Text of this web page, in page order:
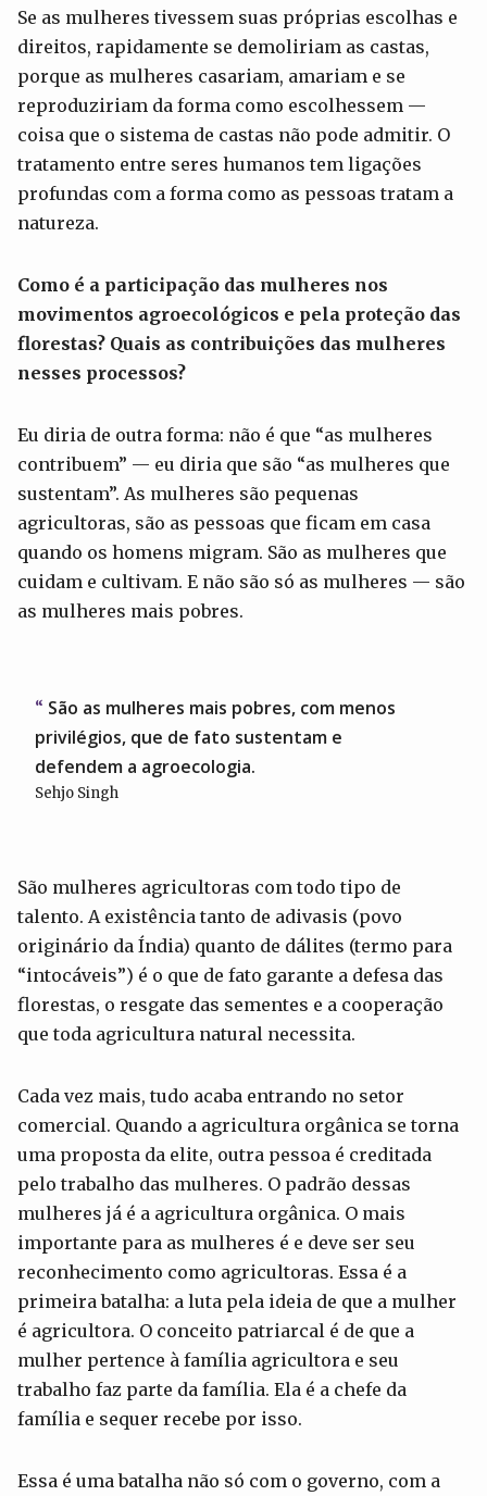
Se as mulheres tivessem suas próprias escolhas e
direitos, rapidamente se demoliriam as castas,
porque as mulheres casariam, amariam e se
reproduziriam da forma como escolhessem —
coisa que o sistema de castas não pode admitir. O
tratamento entre seres humanos tem ligações
profundas com a forma como as pessoas tratam a
natureza.
Como é a participação das mulheres nos
movimentos agroecológicos e pela proteção das
florestas? Quais as contribuições das mulheres
nesses processos?
Eu diria de outra forma: não é que “as mulheres
contribuem” — eu diria que são “as mulheres que
sustentam”. As mulheres são pequenas
agricultoras, são as pessoas que ficam em casa
quando os homens migram. São as mulheres que
cuidam e cultivam. E não são só as mulheres — são
as mulheres mais pobres.
São as mulheres mais pobres, com menos
privilégios, que de fato sustentam e
defendem a agroecologia.
Sehjo Singh
São mulheres agricultoras com todo tipo de
talento. A existência tanto de adivasis (povo
originário da Índia) quanto de dálites (termo para
“intocáveis”) é o que de fato garante a defesa das
florestas, o resgate das sementes e a cooperação
que toda agricultura natural necessita.
Cada vez mais, tudo acaba entrando no setor
comercial. Quando a agricultura orgânica se torna
uma proposta da elite, outra pessoa é creditada
pelo trabalho das mulheres. O padrão dessas
mulheres já é a agricultura orgânica. O mais
importante para as mulheres é e deve ser seu
reconhecimento como agricultoras. Essa é a
primeira batalha: a luta pela ideia de que a mulher
é agricultora. O conceito patriarcal é de que a
mulher pertence à família agricultora e seu
trabalho faz parte da família. Ela é a chefe da
família e sequer recebe por isso.
Essa é uma batalha não só com o governo, com a